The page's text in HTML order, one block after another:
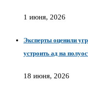
1 июня, 2026
Эксперты оценили
устроить ад на
18 июня, 2026